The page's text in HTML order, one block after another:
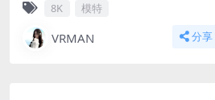
8K 模特
VRMAN 分享